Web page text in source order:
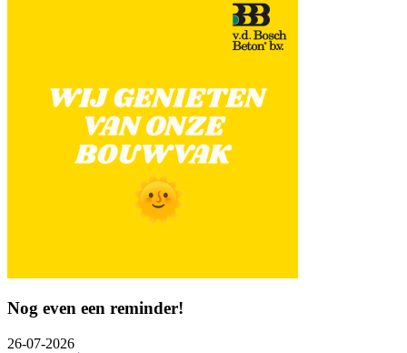
Nog even een reminder!
26-07-2026